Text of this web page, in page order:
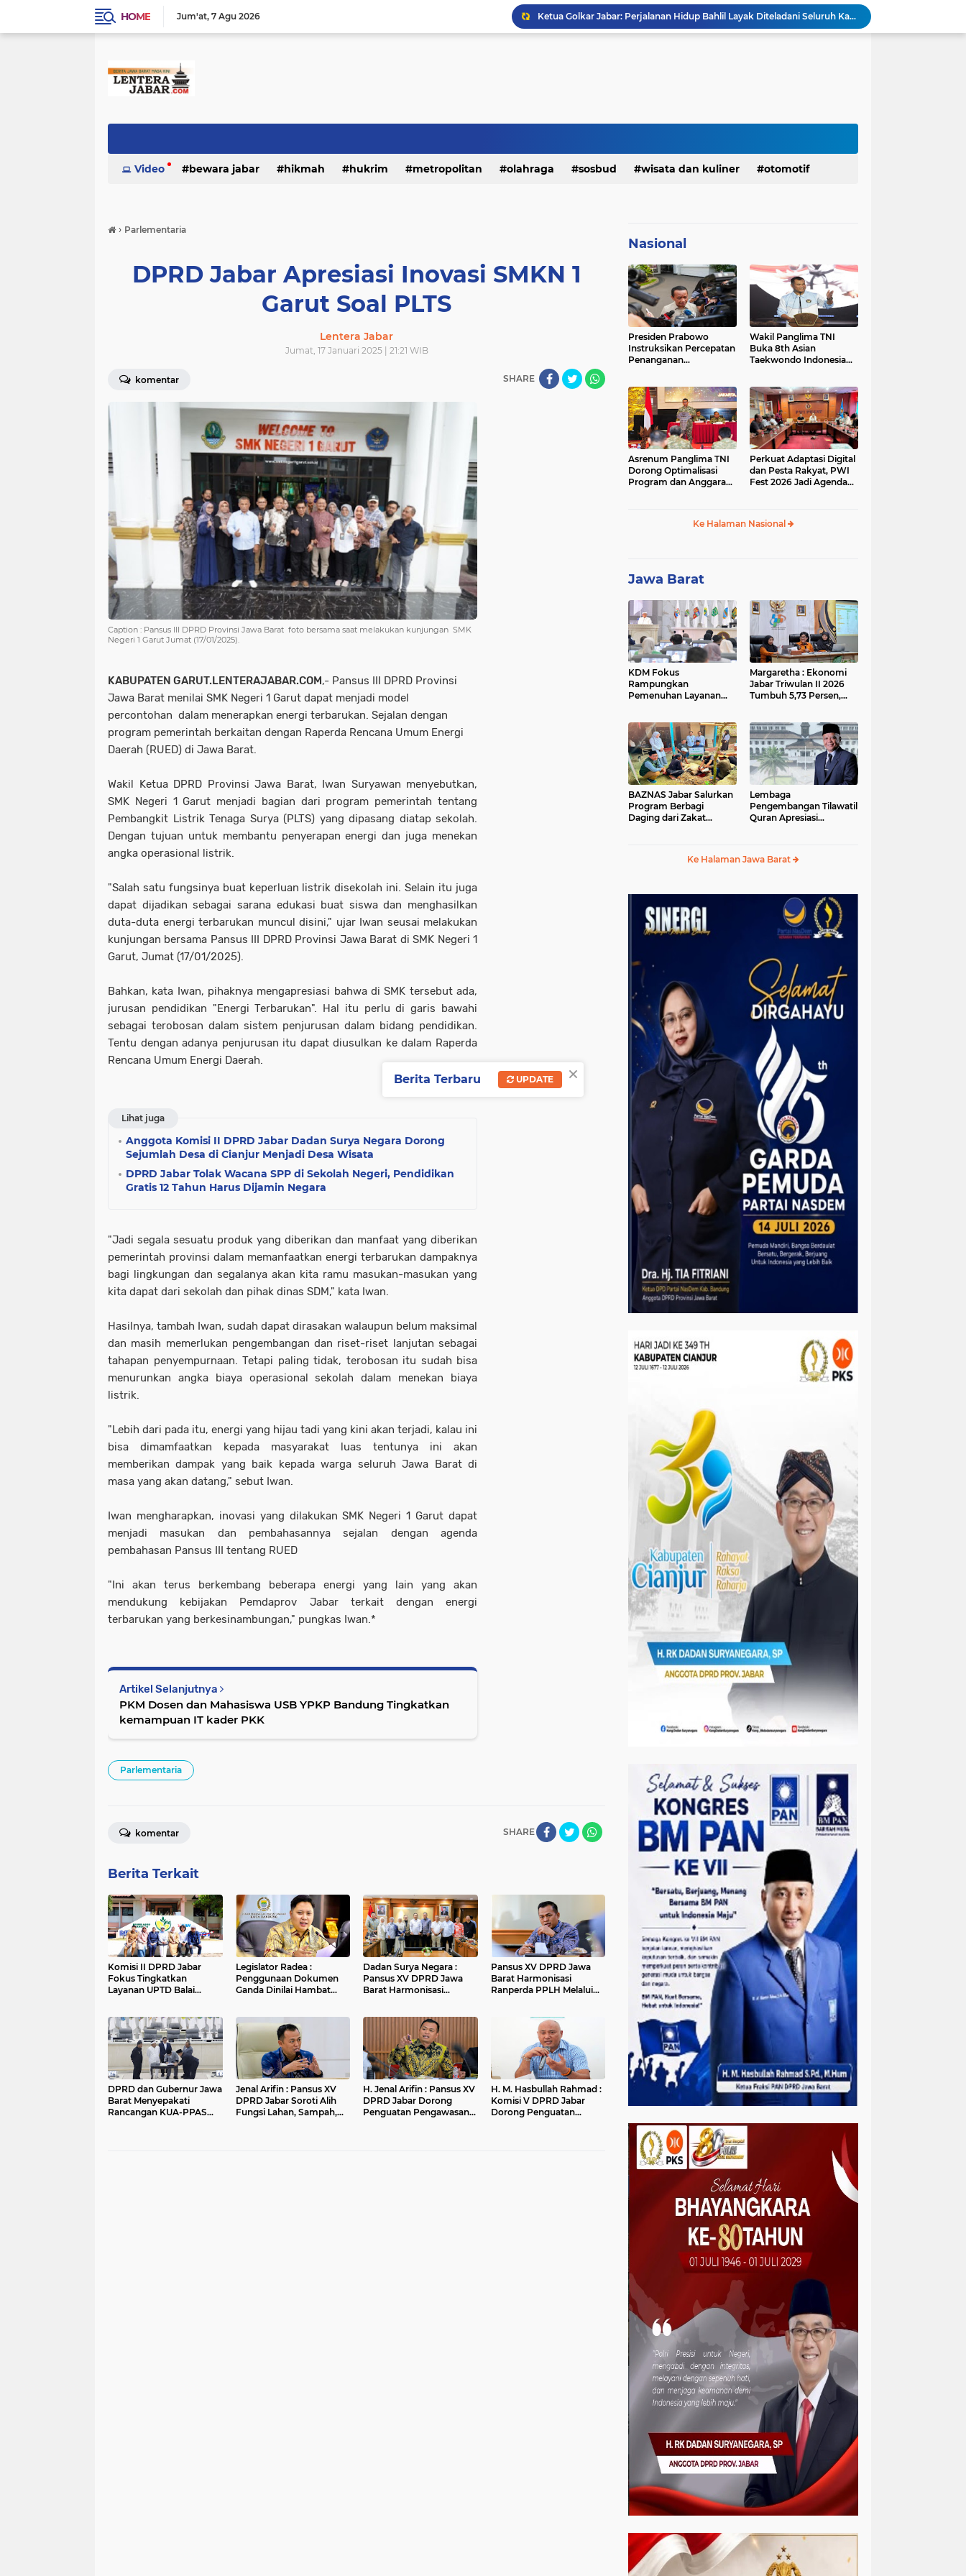
HOME Jum'at 7 Agu 2026
KDM Fokus Rampungkan Pemenuhan Layanan Dasar dan Konektivitas Wilayah pada 2027
Menaker: ASN Kemnaker Harus Hadirkan Dampak Nyata bagi Masyarakat
Bangkitkan Merek Legendaris Semen Kujang, SIG Bidik Penguatan Dominasi Pasar Jawa Barat
Video bewara jabar hikmah hukrim metropolitan olahraga sosbud wisata dan kuliner otomotif
› Parlementaria
DPRD Jabar Apresiasi Inovasi SMKN 1
Garut Soal PLTS
Lentera Jabar
Jumat, 17 Januari 2025 | 21:21 WIB
komentar SHARE
Caption : Pansus III DPRD Provinsi Jawa Barat foto bersama saat melakukan kunjungan SMK
Negeri 1 Garut Jumat (17/01/2025).
KABUPATEN GARUT.LENTERAJABAR.COM,- Pansus III DPRD Provinsi
Jawa Barat menilai SMK Negeri 1 Garut dapat menjadi model
percontohan dalam menerapkan energi terbarukan. Sejalan dengan
program pemerintah berkaitan dengan Raperda Rencana Umum Energi
Daerah (RUED) di Jawa Barat.
Wakil Ketua DPRD Provinsi Jawa Barat, Iwan Suryawan menyebutkan,
SMK Negeri 1 Garut menjadi bagian dari program pemerintah tentang
Pembangkit Listrik Tenaga Surya (PLTS) yang dipasang diatap sekolah.
Dengan tujuan untuk membantu penyerapan energi dan juga menekan
angka operasional listrik.
"Salah satu fungsinya buat keperluan listrik disekolah ini. Selain itu juga
dapat dijadikan sebagai sarana edukasi buat siswa dan menghasilkan
duta-duta energi terbarukan muncul disini," ujar Iwan seusai melakukan
kunjungan bersama Pansus III DPRD Provinsi Jawa Barat di SMK Negeri 1
Garut, Jumat (17/01/2025).
Bahkan, kata Iwan, pihaknya mengapresiasi bahwa di SMK tersebut ada,
jurusan pendidikan "Energi Terbarukan". Hal itu perlu di garis bawahi
sebagai terobosan dalam sistem penjurusan dalam bidang pendidikan.
Tentu dengan adanya penjurusan itu dapat diusulkan ke dalam Raperda
Rencana Umum Energi Daerah.
Lihat juga
Anggota Komisi II DPRD Jabar Dadan Surya Negara Dorong
Sejumlah Desa di Cianjur Menjadi Desa Wisata
DPRD Jabar Tolak Wacana SPP di Sekolah Negeri, Pendidikan
Gratis 12 Tahun Harus Dijamin Negara
"Jadi segala sesuatu produk yang diberikan dan manfaat yang diberikan
pemerintah provinsi dalam memanfaatkan energi terbarukan dampaknya
bagi lingkungan dan segalanya akan kita ramu masukan-masukan yang
kita dapat dari sekolah dan pihak dinas SDM," kata Iwan.
Hasilnya, tambah Iwan, sudah dapat dirasakan walaupun belum maksimal
dan masih memerlukan pengembangan dan riset-riset lanjutan sebagai
tahapan penyempurnaan. Tetapi paling tidak, terobosan itu sudah bisa
menurunkan angka biaya operasional sekolah dalam menekan biaya
listrik.
"Lebih dari pada itu, energi yang hijau tadi yang kini akan terjadi, kalau ini
bisa dimamfaatkan kepada masyarakat luas tentunya ini akan
memberikan dampak yang baik kepada warga seluruh Jawa Barat di
masa yang akan datang," sebut Iwan.
Iwan mengharapkan, inovasi yang dilakukan SMK Negeri 1 Garut dapat
menjadi masukan dan pembahasannya sejalan dengan agenda
pembahasan Pansus III tentang RUED
"Ini akan terus berkembang beberapa energi yang lain yang akan
mendukung kebijakan Pemdaprov Jabar terkait dengan energi
terbarukan yang berkesinambungan," pungkas Iwan.*
Artikel Selanjutnya
PKM Dosen dan Mahasiswa USB YPKP Bandung Tingkatkan
kemampuan IT kader PKK
Parlementaria
SHARE
komentar
Berita Terkait
Komisi II DPRD Jabar
Fokus Tingkatkan
Layanan UPTD Balai
Legislator Radea :
Penggunaan Dokumen
Ganda Dinilai Hambat
Sampah di Kota Bandung
Dadan Surya Negara :
Pansus XV DPRD Jawa
Barat Harmonisasi
Pansus XV DPRD Jawa
Barat Harmonisasi
Ranperda PPLH Melalui
DPRD dan Gubernur Jawa
Barat Menyepakati
Rancangan KUA-PPAS
Jenal Arifin : Pansus XV
DPRD Jabar Soroti Alih
Fungsi Lahan, Sampah,
H. Jenal Arifin : Pansus XV
DPRD Jabar Dorong
Penguatan Pengawasan
H. M. Hasbullah Rahmad :
Komisi V DPRD Jabar
Dorong Penguatan
Nasional
Presiden Prabowo
Instruksikan Percepatan
Penanganan
BBM
Wakil Panglima TNI
Buka 8th Asian
Taekwondo Indonesia
Asrenum Panglima TNI
Dorong Optimalisasi
Program dan Anggaran
Perkuat Adaptasi Digital
dan Pesta Rakyat, PWI
Fest 2026 Jadi Agenda
Ke Halaman Nasional
Jawa Barat
KDM Fokus
Rampungkan
Pemenuhan Layanan
Margaretha : Ekonomi
Jabar Triwulan II 2026
Tumbuh 5,73 Persen,
BAZNAS Jabar Salurkan
Program Berbagi
Daging dari Zakat
Lembaga
Pengembangan Tilawatil
Quran Apresiasi
Ke Halaman Jawa Barat
×
Berita Terbaru UPDATE